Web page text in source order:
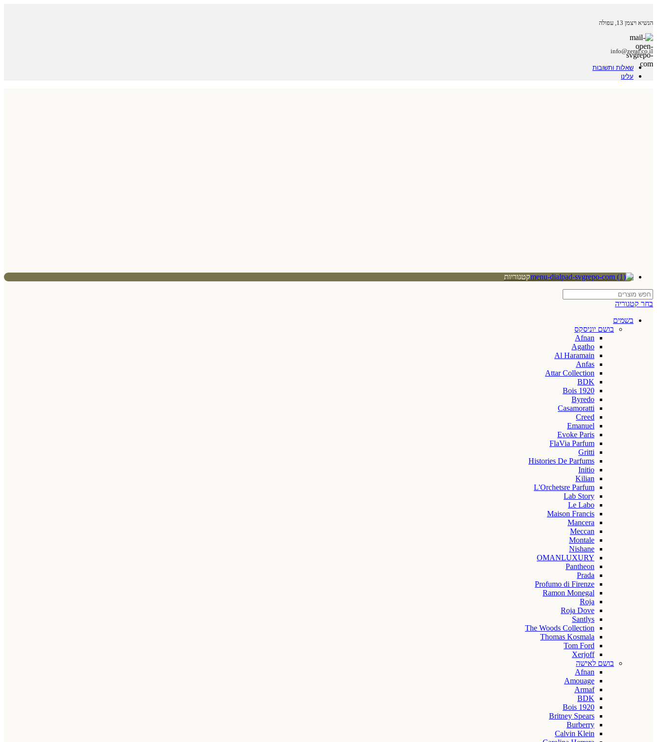
הנשיא ויצמן 13, עפולה
info@zeraf.co.il
שאלות ותשובות
עלינו
קטגוריות
בחר קטגוריה
בשמים
בושם יוניסקס
Afnan
Agatho
Al Haramain
Anfas
Attar Collection
BDK
Bois 1920
Byredo
Casamoratti
Creed
Emanuel
Evoke Paris
FlaVia Parfum
Gritti
Histories De Parfums
Initio
Kilian
L'Orchetsre Parfum
Lab Story
Le Labo
Maison Francis
Mancera
Meccan
Montale
Nishane
OMANLUXURY
Pantheon
Prada
Profumo di Firenze
Ramon Monegal
Roja
Roja Dove
Santlys
The Woods Collection
Thomas Kosmala
Tom Ford
Xerjoff
בושם לאישה
Afnan
Amouage
Armaf
BDK
Bois 1920
Britney Spears
Burberry
Calvin Klein